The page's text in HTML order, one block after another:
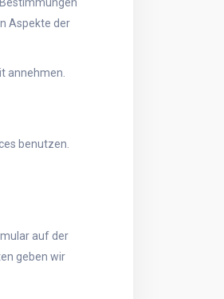
Aspekte der
annehmen.
benutzen.
auf der
geben wir